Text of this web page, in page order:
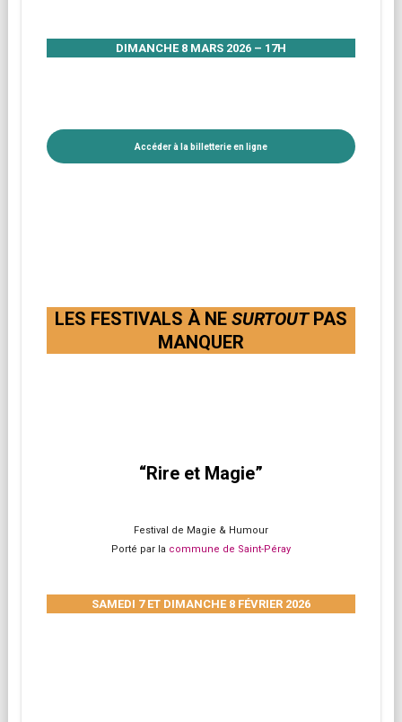
DIMANCHE 8 MARS 2026 – 17H
Accéder à la billetterie en ligne
LES FESTIVALS À NE SURTOUTPAS
MANQUER
“Rire et Magie”
Festival de Magie & Humour
Porté par la commune de Saint-Péray
SAMEDI 7 ET DIMANCHE 8 FÉVRIER 2026